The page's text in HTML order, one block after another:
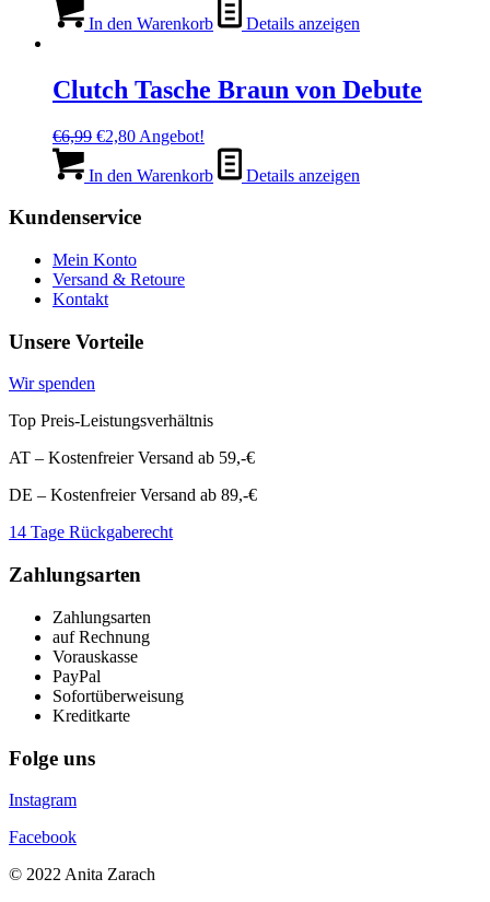
war: ist:
In den Warenkorb Details anzeigen
Clutch Tasche Braun von Debute
€6,99 Ursprünglicher
war:
€2,80Aktueller
ist:
Angebot!
In den Warenkorb Details anzeigen
Kundenservice
Mein Konto
Versand & Retoure
Kontakt
Unsere Vorteile
Wir spenden
Top Preis-Leistungsverhältnis
AT – Kostenfreier Versand ab 59,-€
DE – Kostenfreier Versand ab 89,-€
14 Tage Rückgaberecht
Zahlungsarten
Zahlungsarten
auf Rechnung
Vorauskasse
PayPal
Sofortüberweisung
Kreditkarte
Folge uns
Instagram
Facebook
© 2022 Anita Zarach